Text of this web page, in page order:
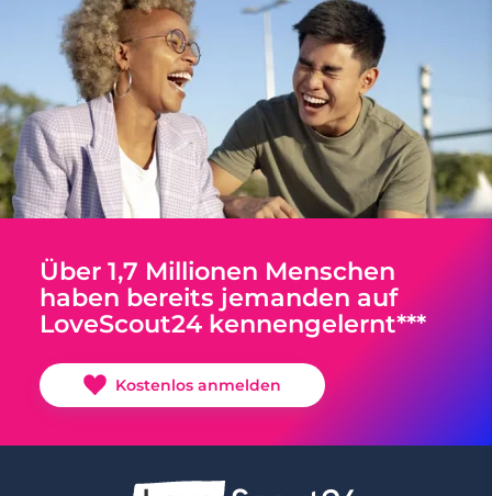
Über 1,7 Millionen Menschen
haben bereits jemanden auf
LoveScout24 kennengelernt***
Kostenlos anmelden